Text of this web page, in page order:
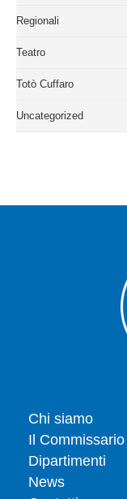
Regionali
Teatro
Totò Cuffaro
Uncategorized
Chi siamo
Il
Dipartimenti
News